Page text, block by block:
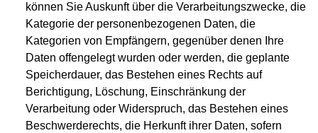
können Sie Auskunft über die Verarbeitungszwecke, die
Kategorie der personenbezogenen Daten, die
Kategorien von Empfängern, gegenüber denen Ihre
Daten offengelegt wurden oder werden, die geplante
Speicherdauer, das Bestehen eines Rechts auf
Berichtigung, Löschung, Einschränkung der
Verarbeitung oder Widerspruch, das Bestehen eines
Beschwerderechts, die Herkunft ihrer Daten, sofern